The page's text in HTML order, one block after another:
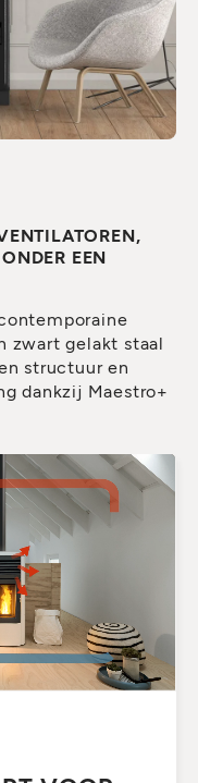
EEN
zwart gelakt staal
structuur en
dankzij Maestro+